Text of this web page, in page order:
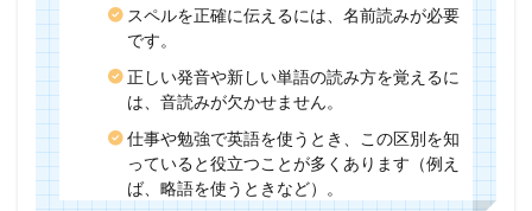
スペルを正確に伝えるには、名前読みが必要
です。
正しい発音や新しい単語の読み方を覚えるに
は、音読みが欠かせません。
仕事や勉強で英語を使うとき、この区別を知
っていると役立つことが多くあります（例え
ば、略語を使うときなど）。